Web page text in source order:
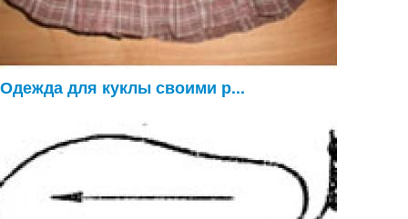
Одежда для куклы своими р...